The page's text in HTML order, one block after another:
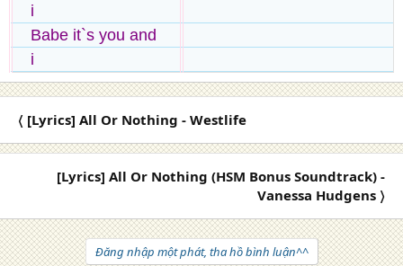
i
Babe it`s you and
i
〈 [Lyrics] All Or Nothing - Westlife
[Lyrics] All Or Nothing (HSM Bonus Soundtrack) -
Vanessa Hudgens 〉
Đăng nhập một phát, tha hồ bình luận^^